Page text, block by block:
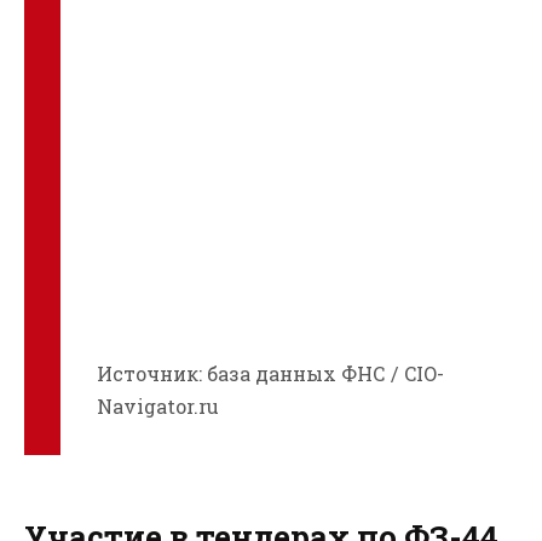
Источник: база данных ФНС / CIO-
Navigator.ru